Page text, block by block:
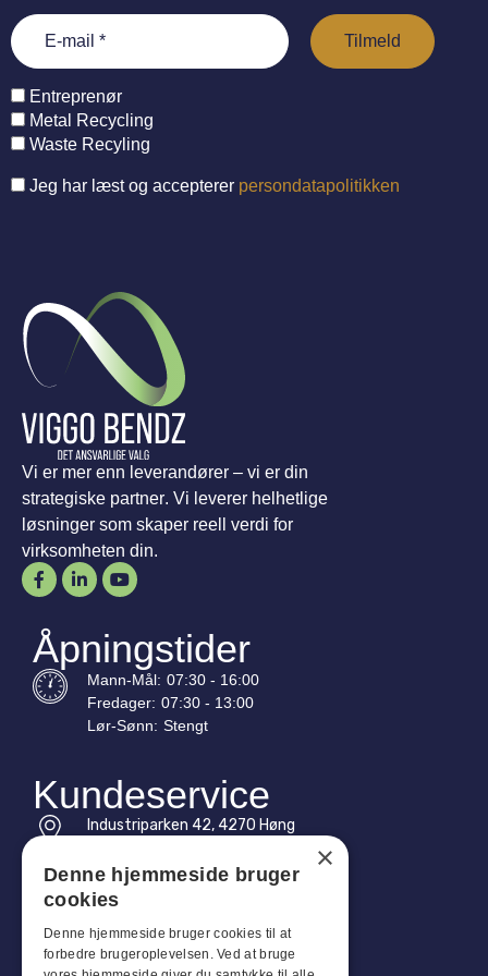
Entreprenør
Metal Recycling
Waste Recyling
Jeg har læst og accepterer persondatapolitikken
Vi er mer enn leverandører – vi er din
strategiske partner. Vi leverer helhetlige
løsninger som skaper reell verdi for
virksomheten din.
Åpningstider
Mann-Mål: 07:30 - 16:00
Fredager: 07:30 - 13:00
Lør-Sønn: Stengt
Kundeservice
Industriparken 42, 4270 Høng
Tlf: +45 4396 4122
E-post: vb@viggobendz.dk
×
Denne hjemmeside bruger
cookies
Denne hjemmeside bruger cookies til at
forbedre brugeroplevelsen. Ved at bruge